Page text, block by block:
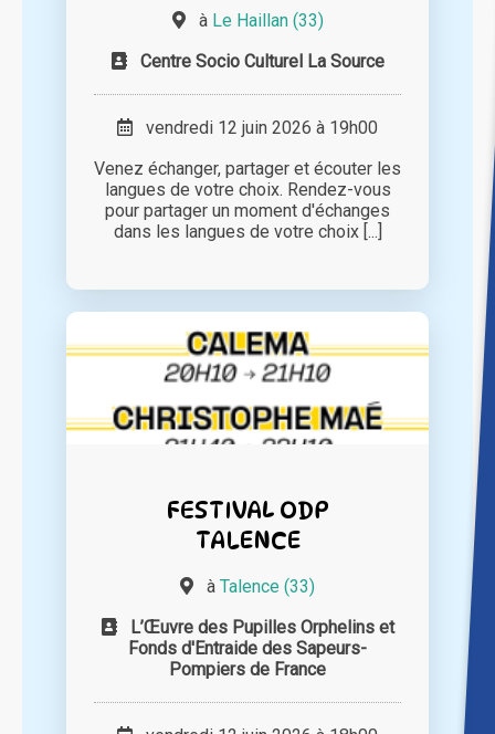
à Le Haillan (33)
Centre Socio Culturel La Source
vendredi 12 juin 2026 à 19h00
Venez échanger, partager et écouter les
langues de votre choix. Rendez-vous
pour partager un moment d'échanges
dans les langues de votre choix [...]
FESTIVAL ODP
TALENCE
à Talence (33)
L’Œuvre des Pupilles Orphelins et
Fonds d'Entraide des Sapeurs-
Pompiers de France